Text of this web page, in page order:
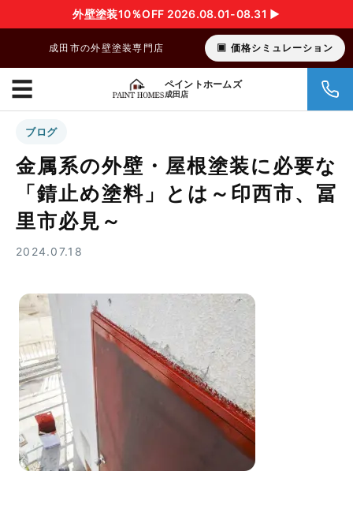
外壁塗装10％OFF 2026.08.01-08.31 ▶︎
成田市の外壁塗装専門店 価格シミュレーション
ペイントホームズ
成田店
☰
ブログ
金属系の外壁・屋根塗装に必要な
「錆止め塗料」とは～印西市、冨
里市必見～
2024.07.18